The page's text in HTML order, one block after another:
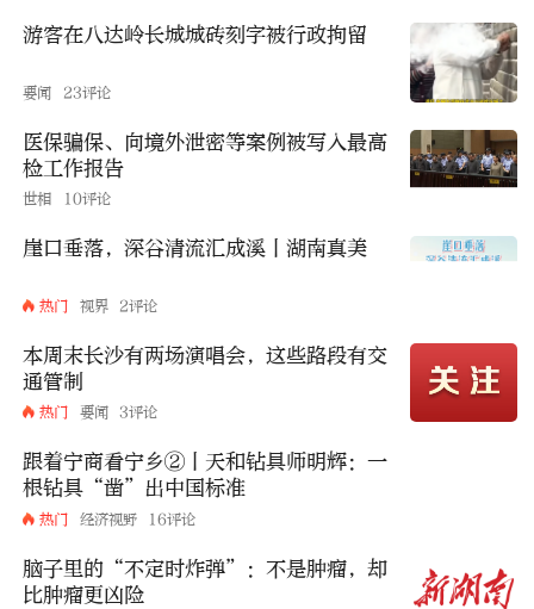
游客在八达岭长城城砖刻字被行政拘留
要闻 23评论
医保骗保、向境外泄密等案例被写入最高
检工作报告
世相 10评论
崖口垂落，深谷清流汇成溪丨湖南真美
热门 视界 2评论
本周末长沙有两场演唱会，这些路段有交
通管制
热门 要闻 3评论
跟着宁商看宁乡②丨天和钻具师明辉：一
根钻具“凿”出中国标准
热门 经济视野 16评论
脑子里的“不定时炸弹”：不是肿瘤，却
比肿瘤更凶险